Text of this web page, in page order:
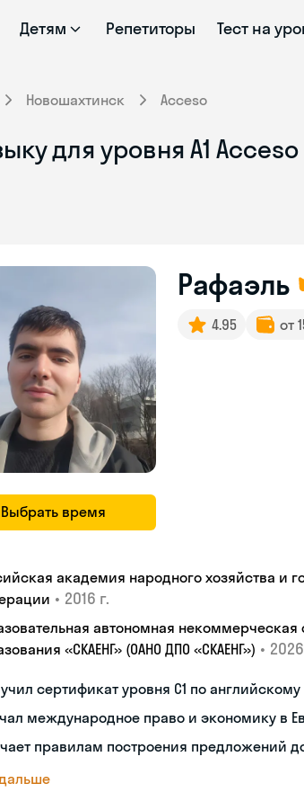
Детям Репетиторы Тест на
Новошахтинск Acceso
для уровня A1
Выбрать время
Рафаэль
4.95 от
академия народного хозяйства и
• 2016 г.
автономная
«СКАЕНГ» (ОАНО ДПО «СКАЕНГ») •
сертификат уровня С1 по
международное право и экономику в
правилам построения предложений